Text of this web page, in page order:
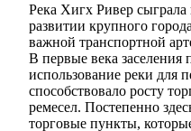
Река Хигх Ривер
развитии крупного
важной транспортной
В первые века заселения
использование реки для
способствовало росту
ремесел. Постепенно
торговые пункты,